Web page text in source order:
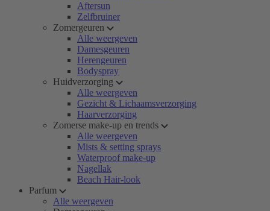
Aftersun
Zelfbruiner
Zomergeuren
Alle weergeven
Damesgeuren
Herengeuren
Bodyspray
Huidverzorging
Alle weergeven
Gezicht & Lichaamsverzorging
Haarverzorging
Zomerse make-up en trends
Alle weergeven
Mists & setting sprays
Waterproof make-up
Nagellak
Beach Hair-look
Parfum
Alle weergeven